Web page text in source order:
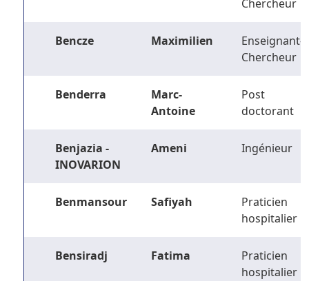
Chercheur
Bencze Maximilien
Enseignant-
Chercheur
Benderra
Marc-
Antoine
Post
doctorant
Benjazia -
INOVARION
Ameni Ingénieur
Benmansour Safiyah
Praticien
hospitalier
Bensiradj Fatima
Praticien
hospitalier